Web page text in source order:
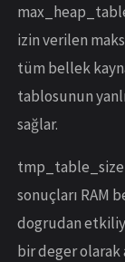
izin verilen
tüm bellek
tablosunun
sağlar.
tmp_table_size
sonuçları RAM
dogrudan
bir deger olarak